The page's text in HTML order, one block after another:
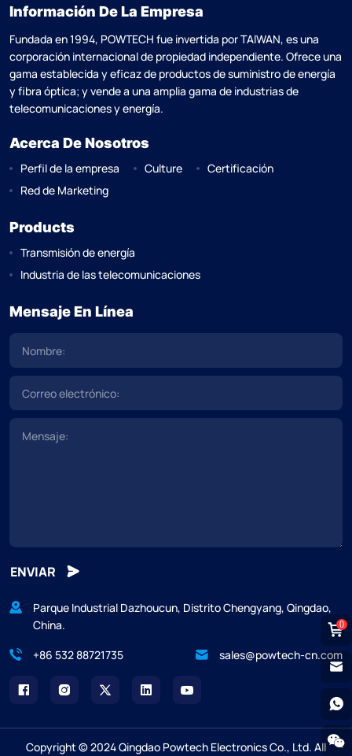
Información De La Empresa
Fundada en 1994, POWTECH fue invertida por TAlWAN, es una
corporación internacional de propiedad independiente. Ofrece una
gama establecida y eficaz de productos de suministro de energía
y fibra óptica; y vende a una amplia gama de industrias de
telecomunicaciones y energía.
Acerca De Nosotros
Perfil de la empresa Culture
Certificación
Red de Marketing
Products
Transmisión de energía
Industria de las telecomunicaciones
Mensaje En Línea
ENVIAR
Parque Industrial Dazhoucun, Distrito Chengyang, Qingdao,
China.
+86 532 88721735
sales@powtech-cn.com
Copyright © 2024 Qingdao Powtech Electronics Co., Ltd. All
0